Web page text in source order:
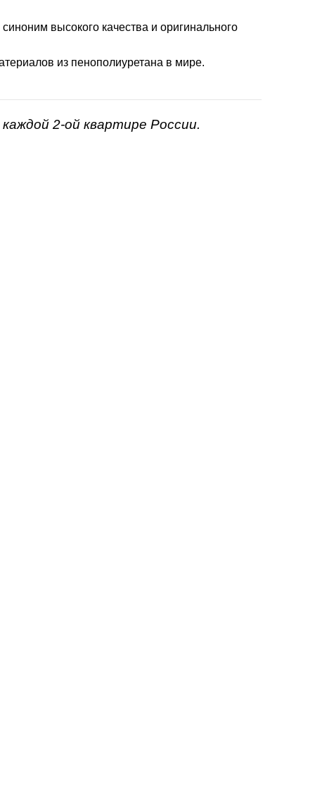
высокого качества и оригинального
из пенополиуретана в мире.
2-ой квартире России.